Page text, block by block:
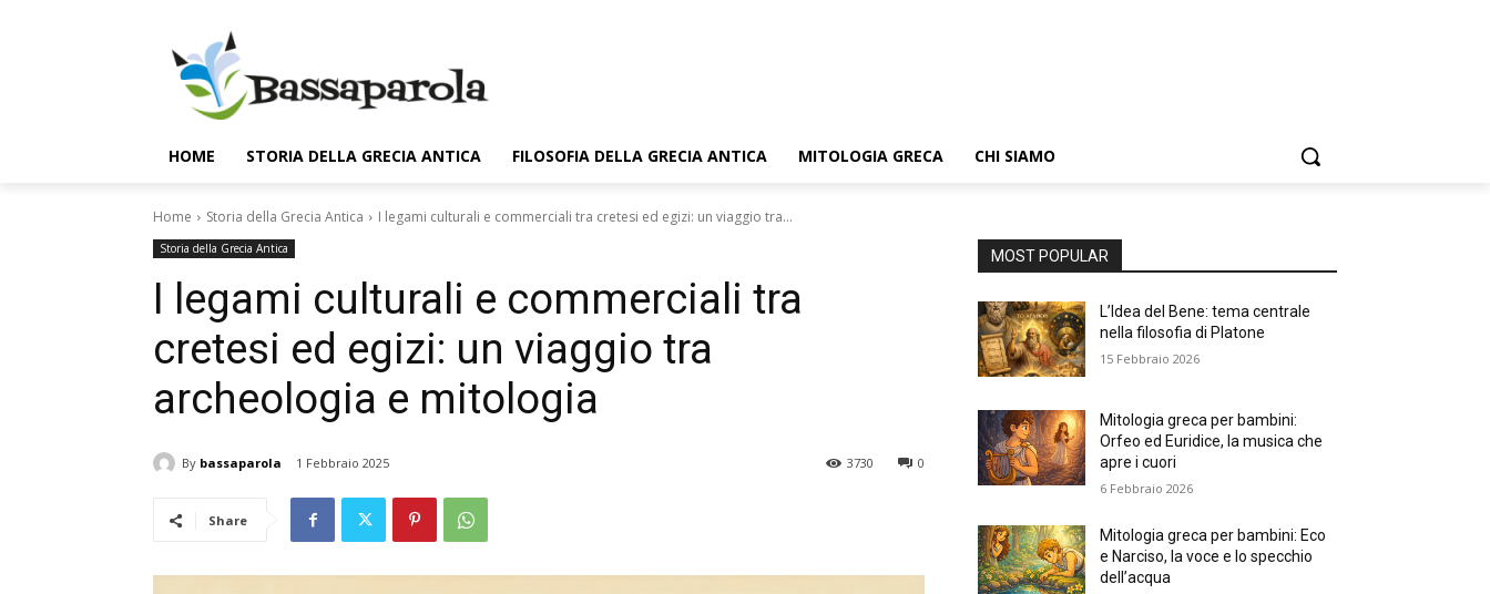
HOME STORIA DELLA GRECIA ANTICA FILOSOFIA DELLA GRECIA ANTICA MITOLOGIA GRECA CHI SIAMO
Home Storia della Grecia Antica I legami culturali e commerciali tra cretesi ed egizi: un viaggio tra...
Storia della Grecia Antica
I legami culturali e commerciali tra
cretesi ed egizi: un viaggio tra
archeologia e mitologia
By bassaparola 1 Febbraio 2025 0
3730
Share
MOST POPULAR
L’Idea del Bene: tema centrale
nella filosofia di Platone
15 Febbraio 2026
Mitologia greca per bambini:
Orfeo ed Euridice, la musica che
apre i cuori
6 Febbraio 2026
Mitologia greca per bambini: Eco
e Narciso, la voce e lo specchio
dell’acqua